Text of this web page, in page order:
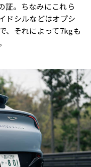
証。ちなみにこれら
ドシルなどはオプシ
、それによって7kgも